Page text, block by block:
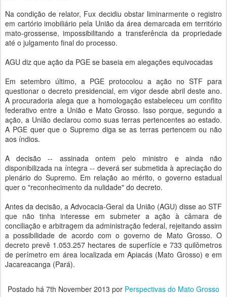
Na condição de relator, Fux decidiu obstar liminarmente o registro
em cartório imobiliário pela União da área demarcada em território
mato-grossense, impossibilitando a transferência da propriedade
até o julgamento final do processo.
AGU diz que ação da PGE se baseia em alegações equivocadas
Em setembro último, a PGE protocolou a ação no STF para
questionar o decreto presidencial, em vigor desde abril deste ano.
A procuradoria alega que a homologação estabeleceu um conflito
federativo entre a União e Mato Grosso. Isso porque, segundo a
ação, a União declarou como suas terras pertencentes ao estado.
A PGE quer que o Supremo diga se as terras pertencem ou não
aos índios.
A decisão -- assinada ontem pelo ministro e ainda não
disponibilizada na íntegra -- deverá ser submetida à apreciação do
plenário do Supremo. Em relação ao mérito, o governo estadual
quer o "reconhecimento da nulidade" do decreto.
Antes da decisão, a Advocacia-Geral da União (AGU) disse ao STF
que não tinha interesse em submeter a ação à câmara de
conciliação e arbitragem da administração federal, rejeitando assim
a possibilidade de acordo com o governo de Mato Grosso. O
decreto prevê 1.053.257 hectares de superfície e 733 quilômetros
de perímetro em área localizada em Apiacás (Mato Grosso) e em
Jacareacanga (Pará).
Postado há 7th November 2013 por Perspectivas do Mato Grosso